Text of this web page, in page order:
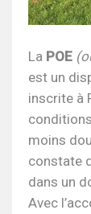
La POE
est un
inscrite à
moins
constate
dans un
Avec